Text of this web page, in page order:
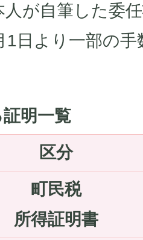
人が自筆した委
1日より一部の
明一覧
区分
町民税
所得証明書